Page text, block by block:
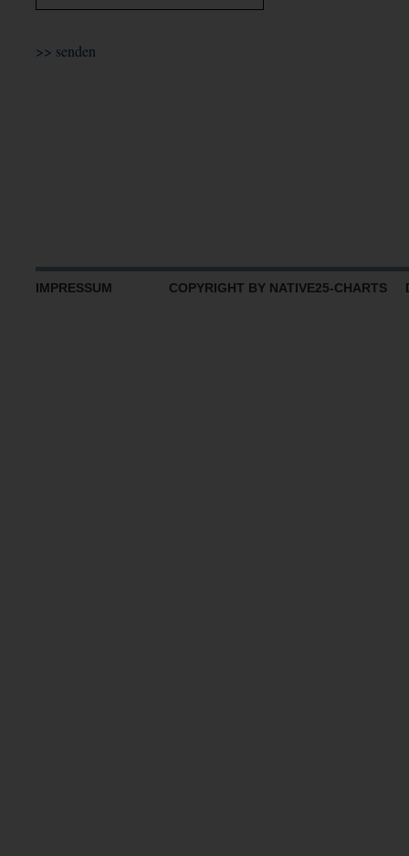
IMPRESSUM COPYRIGHT BY NATIVE25-CHARTS